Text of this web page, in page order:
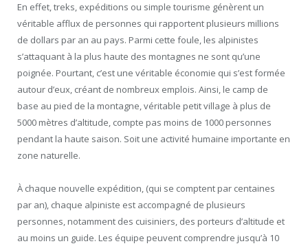
En effet, treks, expéditions ou simple tourisme génèrent un
véritable afflux de personnes qui rapportent plusieurs millions
de dollars par an au pays. Parmi cette foule, les alpinistes
s’attaquant à la plus haute des montagnes ne sont qu’une
poignée. Pourtant, c’est une véritable économie qui s’est formée
autour d’eux, créant de nombreux emplois. Ainsi, le camp de
base au pied de la montagne, véritable petit village à plus de
5000 mètres d’altitude, compte pas moins de 1000 personnes
pendant la haute saison. Soit une activité humaine importante en
zone naturelle.
À chaque nouvelle expédition, (qui se comptent par centaines
par an), chaque alpiniste est accompagné de plusieurs
personnes, notamment des cuisiniers, des porteurs d’altitude et
au moins un guide. Les équipe peuvent comprendre jusqu’à 10